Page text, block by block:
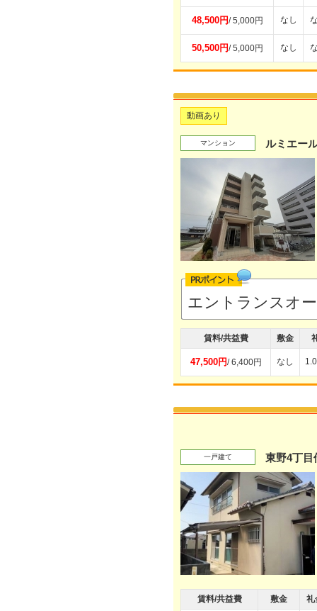
48,500円/ 5,000円 なし
50,500円/ 5,000円 なし
動画あり
マンション ルミエー
エントランスオ
賃料/共益費 敷金
47,500円/ 6,400円 なし
一戸建て 東野4丁目
賃料/共益費 敷金 礼